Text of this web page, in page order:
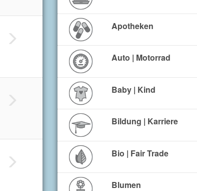
Apotheken
Auto | Motorrad
Baby | Kind
Bildung | Karriere
Bio | Fair Trade
Blumen